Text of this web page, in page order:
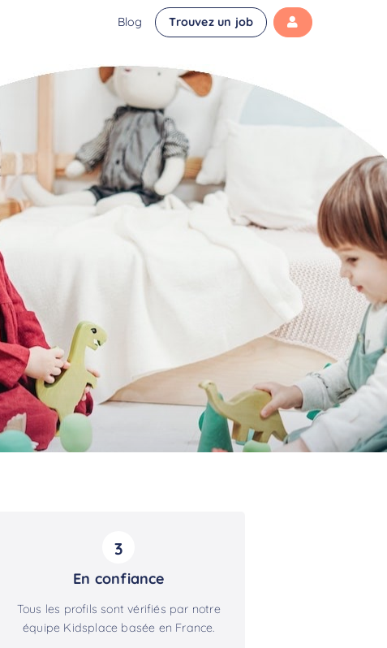
Blog Trouvez un job
3
En confiance
Tous les profils sont vérifiés par notre
équipe Kidsplace basée en France.